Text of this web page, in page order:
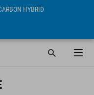
HYBRID